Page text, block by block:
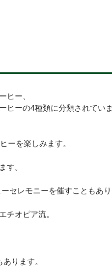
ヒー、
ヒーの4種類に分類されていま
ーを楽しみます。
す。
セレモニーを催すこともあり
チオピア流。
ります。